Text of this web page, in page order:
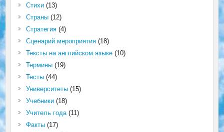
Стихи(13)
Страны(12)
Стратегия(4)
Сценарий мероприятия(18)
Тексты на английском языке(10)
Термины(19)
Тесты(44)
Университеты(15)
Учебники(18)
Учитель года(11)
Факты(17)